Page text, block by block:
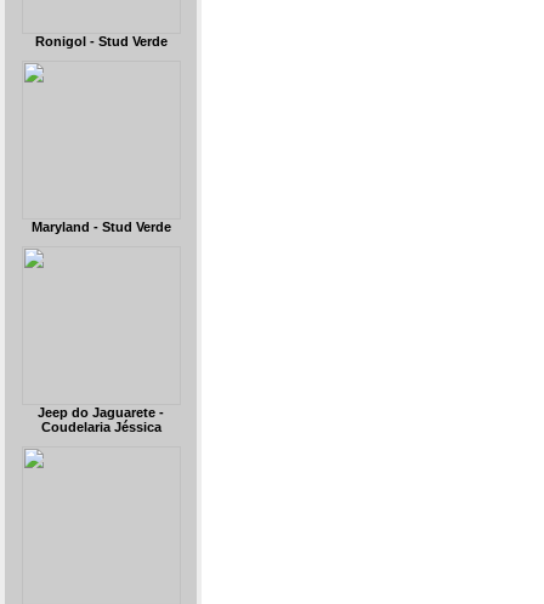
Ronigol - Stud Verde
Maryland - Stud Verde
Jeep do Jaguarete -
Coudelaria Jéssica